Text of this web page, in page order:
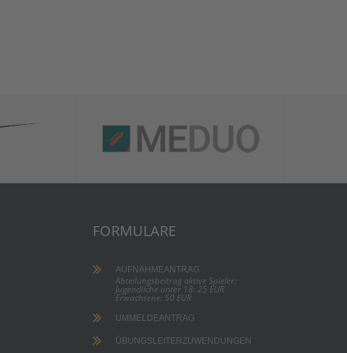
FORMULARE
AUFNAHMEANTRAG
Abteilungsbeitrag aktive Spieler:
Jugendliche unter 18: 25 EUR
Erwachsene: 50 EUR
UMMELDEANTRAG
ÜBUNGSLEITERZUWENDUNGEN